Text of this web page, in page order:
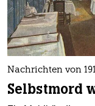
Nachrichten von
Selbstmord